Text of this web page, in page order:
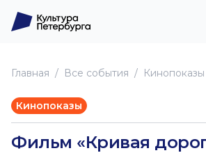
Главная Все события Кинопоказы
Кинопоказы
Фильм «Кривая